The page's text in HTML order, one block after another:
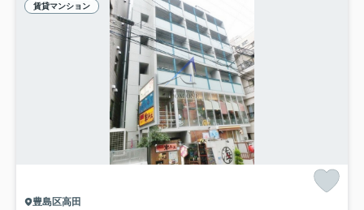
賃貸マンション
豊島区高田